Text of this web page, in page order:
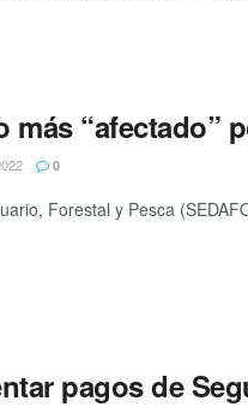
“afectado”
0
Forestal y Pesca
pagos de